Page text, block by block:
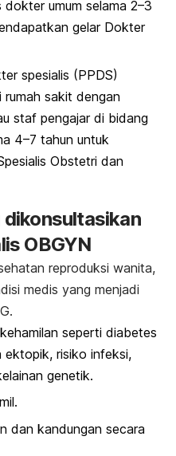
dokter umum selama 2–3
gelar Dokter
spesialis (PPDS)
sakit dengan
staf pengajar di bidang
4–7 tahun untuk
Obstetri dan
dikonsultasikan
OBGYN
reproduksi wanita,
medis yang menjadi
seperti diabetes
ektopik, risiko infeksi,
genetik.
dan kandungan secara